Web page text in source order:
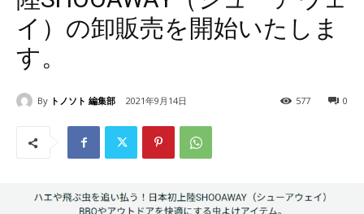
イ）の卸販売を開始いたしま
す。
By トノソト 編集部 2021年9月14日 0
577